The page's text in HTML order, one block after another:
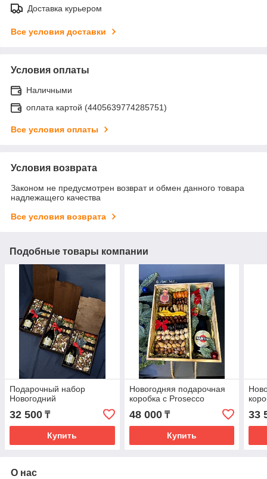
Доставка курьером
Все условия доставки
Условия оплаты
Наличными
оплата картой (4405639774285751)
Все условия оплаты
Условия возврата
Законом не предусмотрен возврат и обмен данного товара
надлежащего качества
Все условия возврата
Подобные товары компании
Подарочный набор
Новогодний
32 500 ₸
Купить
Новогодняя подарочная
коробка с Prosecco
48 000₸
Купить
33
О нас